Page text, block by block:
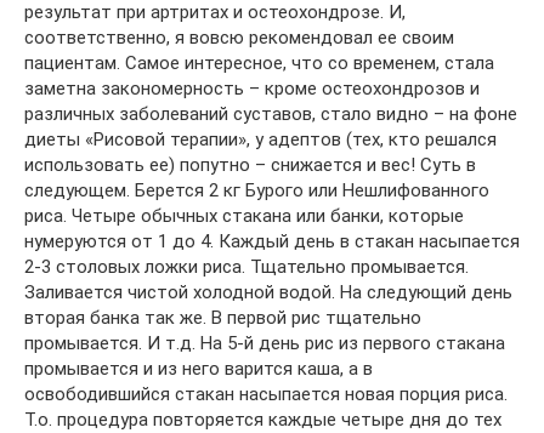
результат при артритах и остеохондрозе. И,
соответственно, я вовсю рекомендовал ее своим
пациентам. Самое интересное, что со временем, стала
заметна закономерность – кроме остеохондрозов и
различных заболеваний суставов, стало видно – на фоне
диеты «Рисовой терапии», у адептов (тех, кто решался
использовать ее) попутно – снижается и вес! Суть в
следующем. Берется 2 кг Бурого или Нешлифованного
риса. Четыре обычных стакана или банки, которые
нумеруются от 1 до 4. Каждый день в стакан насыпается
2-3 столовых ложки риса. Тщательно промывается.
Заливается чистой холодной водой. На следующий день
вторая банка так же. В первой рис тщательно
промывается. И т.д. На 5-й день рис из первого стакана
промывается и из него варится каша, а в
освободившийся стакан насыпается новая порция риса.
Т.о. процедура повторяется каждые четыре дня до тех